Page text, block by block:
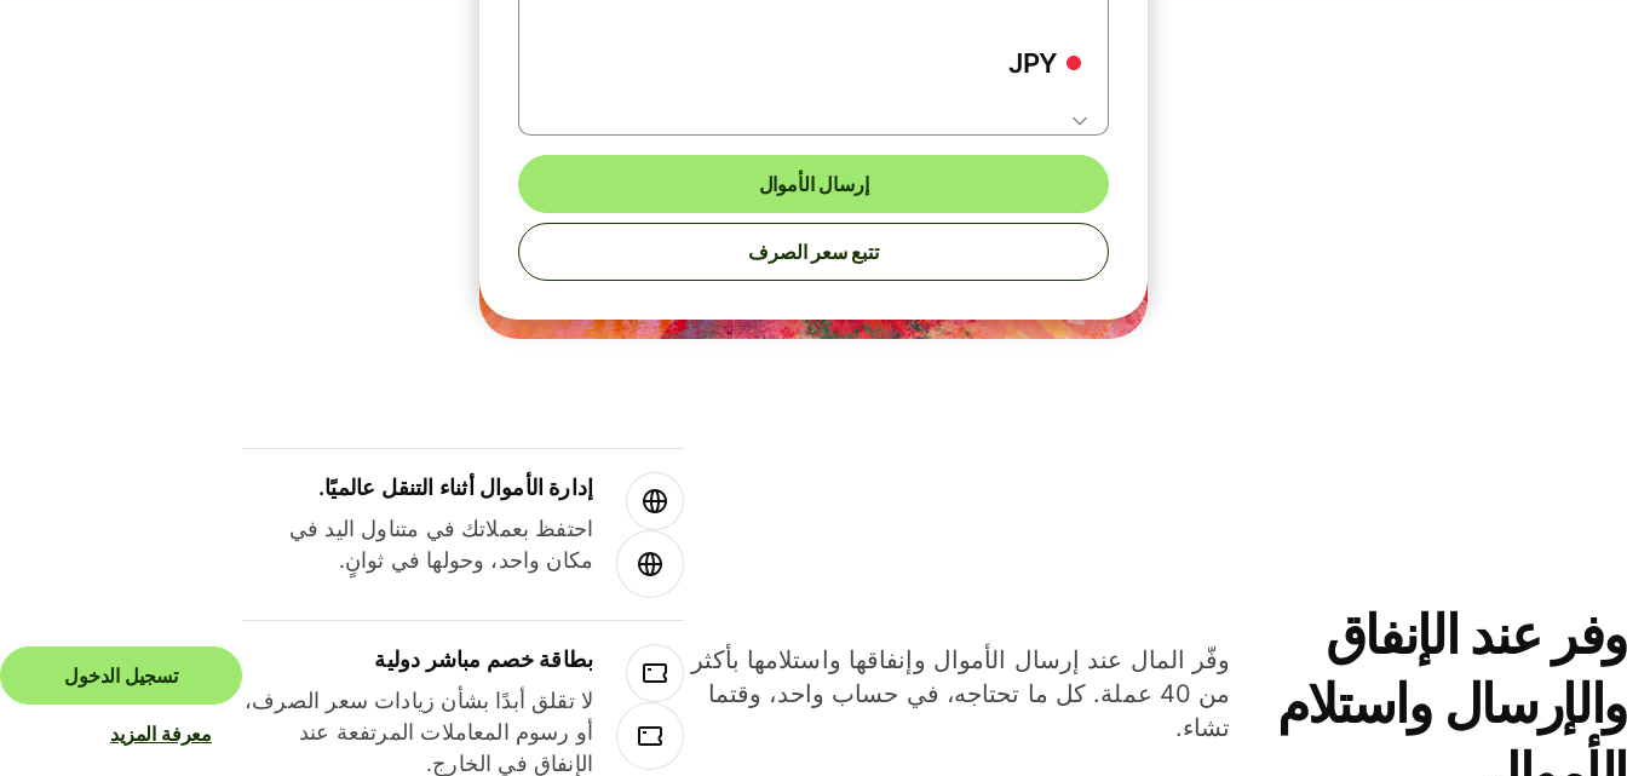
JPY
إرسال الأموال
تتبع سعر الصرف
وفر عند الإنفاق
والإرسال واستلام
وفّر المال عند إرسال الأموال وإنفاقها واستلامها بأكثر
من 40 عملة. كل ما تحتاجه، في حساب واحد، وقتما
تشاء.
إدارة الأموال أثناء التنقل عالميًا.
احتفظ بعملاتك في متناول اليد في
مكان واحد، وحولها في ثوانٍ.
بطاقة خصم مباشر دولية
لا تقلق أبدًا بشأن زيادات سعر الصرف،
أو رسوم المعاملات المرتفعة عند
الإنفاق في الخارج.
تسجيل الدخول
معرفة المزيد